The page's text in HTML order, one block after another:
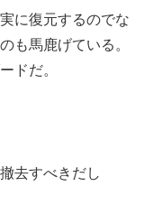
に復元するのでな
も馬鹿げている。
ドだ。
去すべきだし